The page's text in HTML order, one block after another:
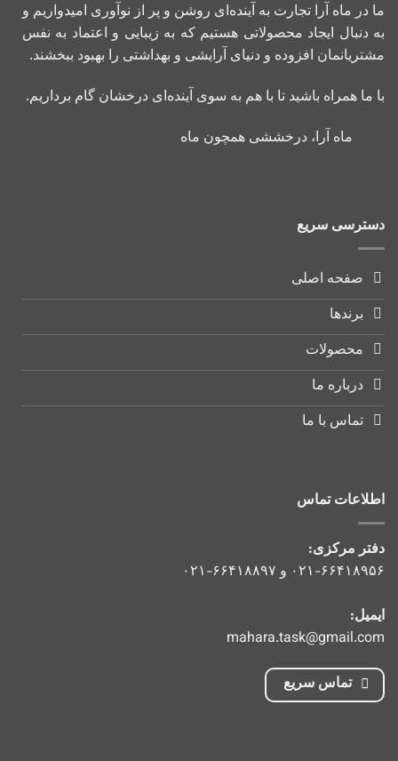
ما در ماه آرا تجارت به آینده‌ای روشن و پر از نوآوری امیدواریم و
به دنبال ایجاد محصولاتی هستیم که به زیبایی و اعتماد به نفس
مشتریانمان افزوده و دنیای آرایشی و بهداشتی را بهبود ببخشند.
با ما همراه باشید تا با هم به سوی آینده‌ای درخشان گام برداریم.
ماه آرا، درخششی همچون ماه
دسترسی سریع
صفحه اصلی
برندها
محصولات
درباره ما
تماس با ما
اطلاعات تماس
دفتر مرکزی:
۰۲۱-۶۶۴۱۸۹۵۶ و۰۲۱-۶۶۴۱۸۸۹۷
ایمیل:
mahara.task@gmail.com
تماس سریع